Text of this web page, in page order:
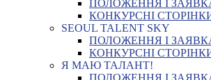
ПОЛОЖЕННЯ І
КОНКУРСНІ
SEOUL TALENT SKY
ПОЛОЖЕННЯ І
КОНКУРСНІ
Я МАЮ ТАЛАНТ!
ПОЛОЖЕННЯ І